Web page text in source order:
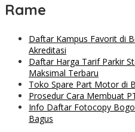
Rame
Daftar Kampus Favorit di
Akreditasi
Daftar Harga Tarif Parkir
Maksimal Terbaru
Toko Spare Part Motor di
Prosedur Cara Membuat
Info Daftar Fotocopy
Bagus